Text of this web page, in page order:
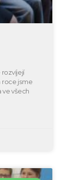
rozvíjejí
roce jsme
ve všech